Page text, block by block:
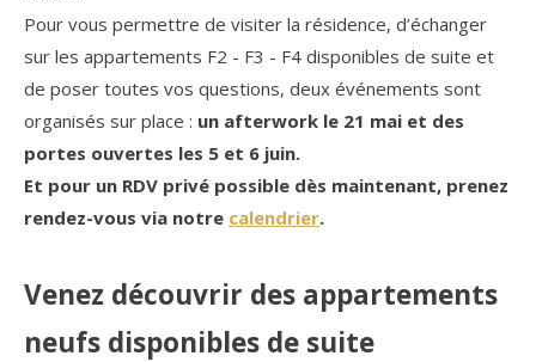
Pour vous permettre de visiter la résidence, d’échanger
sur les appartements F2 - F3 - F4 disponibles de suite et
de poser toutes vos questions, deux événements sont
organisés sur place : un afterwork le 21 mai et des
portes ouvertes les 5 et 6 juin.
Et pour un RDV privé possible dès maintenant, prenez
rendez-vous via notre calendrier.
Venez découvrir des appartements
neufs disponibles de suite
NOUVEAUTÉS
RECHERCHER